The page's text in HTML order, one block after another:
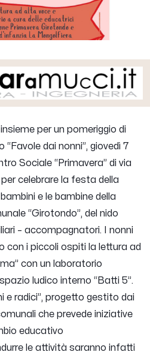
per un pomeriggio di
dai nonni”, giovedì 7
Sociale “Primavera” di via
celebrare la festa della
e le bambine della
“Girotondo”, del nido
– accompagnatori. I nonni
con i piccoli ospiti la lettura ad
con un laboratorio
ludico interno “Batti 5”.
e radici”, progetto gestito dai
che prevede iniziative
educativo
le attività saranno infatti